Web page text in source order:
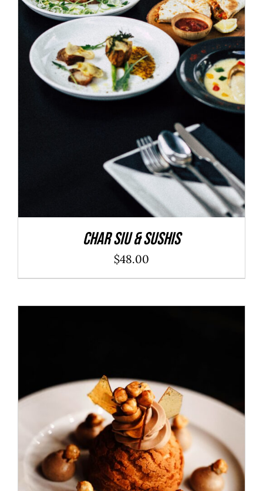
ADD TO CART / DÉTAILS
Char Siu & Sushis
$48.00
ADD TO CART / DÉTAILS